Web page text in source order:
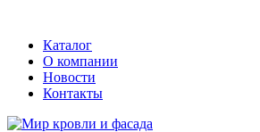
Каталог
О компании
Новости
Контакты